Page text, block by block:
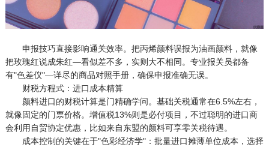
申报技巧直接影响通关效率。把丙烯颜料误报为油画颜料，就像
把玫瑰红说成朱红—看似差不多，实则大不相同。专业报关员都备
有"色差仪"—详尽的商品对照手册，确保申报准确无误。
财税方程式：进口成本精算
颜料进口的财税计算是门精确学问。基础关税通常在6.5%左右，
就像固定的门票价格。增值税13%则是必付项目，不过聪明的进口商
会利用自贸协定优惠，比如来自东盟的颜料可享零关税待遇。
成本控制的关键在于"色彩经济学"：批量进口摊薄单位成本，选择